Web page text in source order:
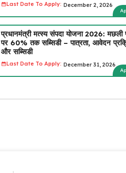
Last Date To Apply: December 2, 2026
प्रधानमंत्री मत्स्य संपदा योजना 2026: मछली
पर 60% तक सब्सिडी – पात्रता, आवेदन
और सब्सिडी
Last Date To Apply: December 31, 2026